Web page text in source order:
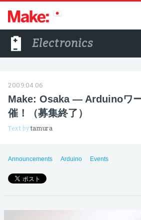
Electronics
2009.04.06
Make: Osaka — Arduinoワ
催！（募集終了）
Text bytamura
Announcements Arduino Events